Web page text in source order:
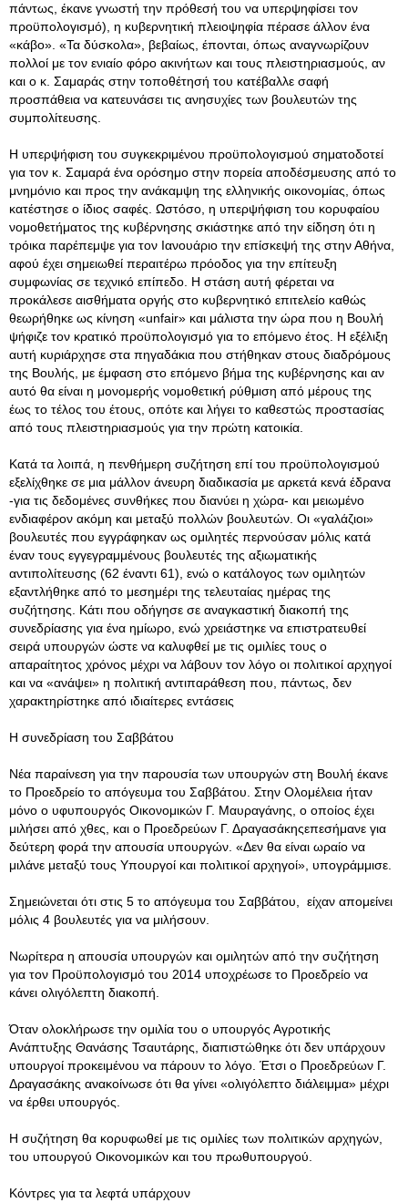
πάντως, έκανε γνωστή την πρόθεσή του να υπερψηφίσει τον
προϋπολογισμό), η κυβερνητική πλειοψηφία πέρασε άλλον ένα
«κάβο». «Τα δύσκολα», βεβαίως, έπονται, όπως αναγνωρίζουν
πολλοί με τον ενιαίο φόρο ακινήτων και τους πλειστηριασμούς, αν
και ο κ. Σαμαράς στην τοποθέτησή του κατέβαλλε σαφή
προσπάθεια να κατευνάσει τις ανησυχίες των βουλευτών της
συμπολίτευσης.
Η υπερψήφιση του συγκεκριμένου προϋπολογισμού σηματοδοτεί
για τον κ. Σαμαρά ένα ορόσημο στην πορεία αποδέσμευσης από το
μνημόνιο και προς την ανάκαμψη της ελληνικής οικονομίας, όπως
κατέστησε ο ίδιος σαφές . Ωστόσο, η υπερψήφιση του κορυφαίου
νομοθετήματος της κυβέρνησης σκιάστηκε από την είδηση ότι η
τρόικα παρέπεμψε για τον Ιανουάριο την επίσκεψή της στην Αθήνα,
αφού έχει σημειωθεί περαιτέρω πρόοδος για την επίτευξη
συμφωνίας σε τεχνικό επίπεδο. Η στάση αυτή φέρεται να
προκάλεσε αισθήματα οργής στο κυβερνητικό επιτελείο καθώς
θεωρήθηκε ως κίνηση «unfair» και μάλιστα την ώρα που η Βουλή
ψήφιζε τον κρατικό προϋπολογισμό για το επόμενο έτος. Η εξέλιξη
αυτή κυριάρχησε στα πηγαδάκια που στήθηκαν στους διαδρόμους
της Βουλής, με έμφαση στο επόμενο βήμα της κυβέρνησης και αν
αυτό θα είναι η μονομερής νομοθετική ρύθμιση από μέρους της
έως το τέλος του έτους, οπότε και λήγει το καθεστώς προστασίας
από τους πλειστηριασμούς για την πρώτη κατοικία.
Κατά τα λοιπά, η πενθήμερη συζήτηση επί του προϋπολογισμού
εξελίχθηκε σε μια μάλλον άνευρη διαδικασία με αρκετά κενά έδρανα
-για τις δεδομένες συνθήκες που διανύει η χώρα- και μειωμένο
ενδιαφέρον ακόμη και μεταξύ πολλών βουλευτών. Οι «γαλάζιοι»
βουλευτές που εγγράφηκαν ως ομιλητές περνούσαν μόλις κατά
έναν τους εγγεγραμμένους βουλευτές της αξιωματικής
αντιπολίτευσης (62 έναντι 61), ενώ ο κατάλογος των ομιλητών
εξαντλήθηκε από το μεσημέρι της τελευταίας ημέρας της
συζήτησης. Κάτι που οδήγησε σε αναγκαστική διακοπή της
συνεδρίασης για ένα ημίωρο, ενώ χρειάστηκε να επιστρατευθεί
σειρά υπουργών ώστε να καλυφθεί με τις ομιλίες τους ο
απαραίτητος χρόνος μέχρι να λάβουν τον λόγο οι πολιτικοί αρχηγοί
και να «ανάψει» η πολιτική αντιπαράθεση που, πάντως, δεν
χαρακτηρίστηκε από ιδιαίτερες εντάσεις
Η συνεδρίαση του Σαββάτου
Νέα παραίνεση για την παρουσία των υπουργών στη Βουλή έκανε
το Προεδρείο το απόγευμα του Σαββάτου. Στην Ολομέλεια ήταν
μόνο ο υφυπουργός Οικονομικών Γ. Μαυραγάνης, ο οποίος έχει
μιλήσει από χθες, και ο Προεδρεύων Γ. Δραγασάκηςεπεσήμανε για
δεύτερη φορά την απουσία υπουργών. «Δεν θα είναι ωραίο να
μιλάνε μεταξύ τους Υπουργοί και πολιτικοί αρχηγοί», υπογράμμισε.
Σημειώνεται ότι στις 5 το απόγευμα του Σαββάτου, είχαν απομείνει
μόλις 4 βουλευτές για να μιλήσουν.
Νωρίτερα η απουσία υπουργών και ομιλητών από την συζήτηση
για τον Προϋπολογισμό του 2014 υποχρέωσε το Προεδρείο να
κάνει ολιγόλεπτη διακοπή.
Όταν ολοκλήρωσε την ομιλία του ο υπουργός Αγροτικής
Ανάπτυξης Θανάσης Τσαυτάρης, διαπιστώθηκε ότι δεν υπάρχουν
υπουργοί προκειμένου να πάρουν το λόγο. Έτσι ο Προεδρεύων Γ.
Δραγασάκης ανακοίνωσε ότι θα γίνει «ολιγόλεπτο διάλειμμα» μέχρι
να έρθει υπουργός.
Η συζήτηση θα κορυφωθεί με τις ομιλίες των πολιτικών αρχηγών,
του υπουργού Οικονομικών και του πρωθυπουργού.
Κόντρες για τα λεφτά υπάρχουν